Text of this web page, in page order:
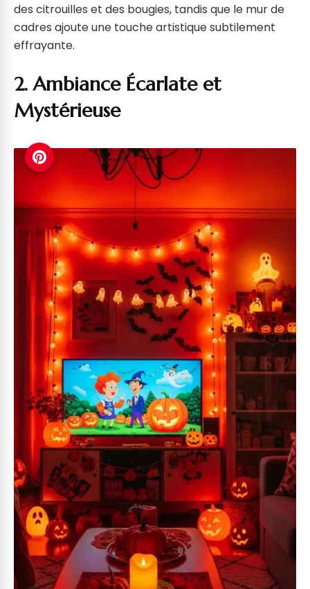
des citrouilles et des bougies, tandis que le mur de
cadres ajoute une touche artistique subtilement
effrayante.
2. Ambiance Écarlate et
Mystérieuse